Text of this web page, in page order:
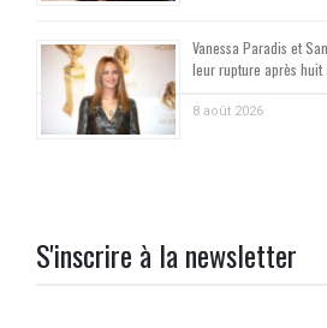
Vanessa Paradis et
leur rupture après huit
8 août 2026
S'inscrire à la newsletter